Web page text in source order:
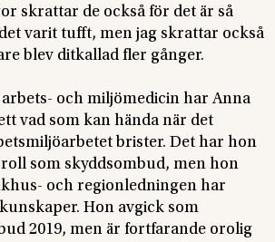
skrattar de också för det är så
varit tufft, men jag skrattar också
blev ditkallad fler gånger.
och miljömedicin har Anna
vad som kan hända när det
brister. Det har hon
som skyddsombud, men hon
och regionledningen har
Hon avgick som
2019, men är fortfarande orolig